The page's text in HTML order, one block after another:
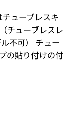
ューブレスキ
チューブレスレ
不可） チュー
の貼り付けの付